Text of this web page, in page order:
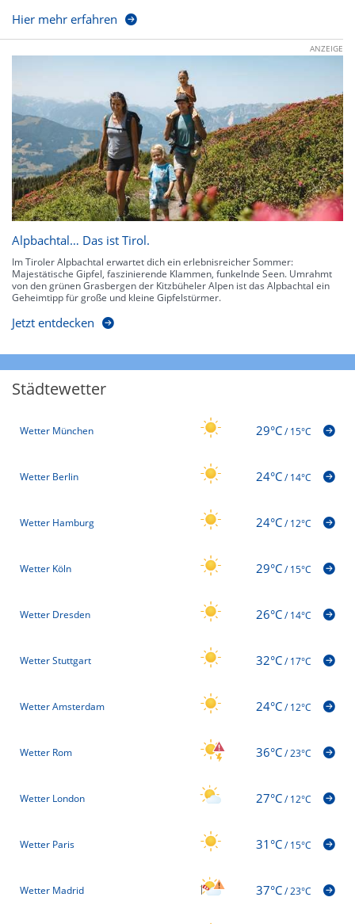
Hier mehr erfahren
ANZEIGE
Alpbachtal… Das ist Tirol.
Im Tiroler Alpbachtal erwartet dich ein erlebnisreicher Sommer:
Majestätische Gipfel, faszinierende Klammen, funkelnde Seen. Umrahmt
von den grünen Grasbergen der Kitzbüheler Alpen ist das Alpbachtal ein
Geheimtipp für große und kleine Gipfelstürmer.
Jetzt entdecken
Städtewetter
Wetter München 29°C/15°C
Wetter Berlin 24°C/14°C
Wetter Hamburg 24°C/12°C
Wetter Köln 29°C/15°C
Wetter Dresden 26°C/14°C
Wetter Stuttgart 32°C/17°C
Wetter Amsterdam 24°C/12°C
Wetter Rom 36°C/23°C
Wetter London 27°C/12°C
Wetter Paris 31°C/15°C
Wetter Madrid 37°C/23°C